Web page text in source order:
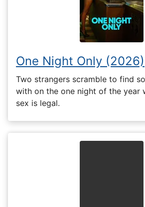
One Night Only (2026)
Two strangers scramble to find
with on the one night of the year
sex is legal.